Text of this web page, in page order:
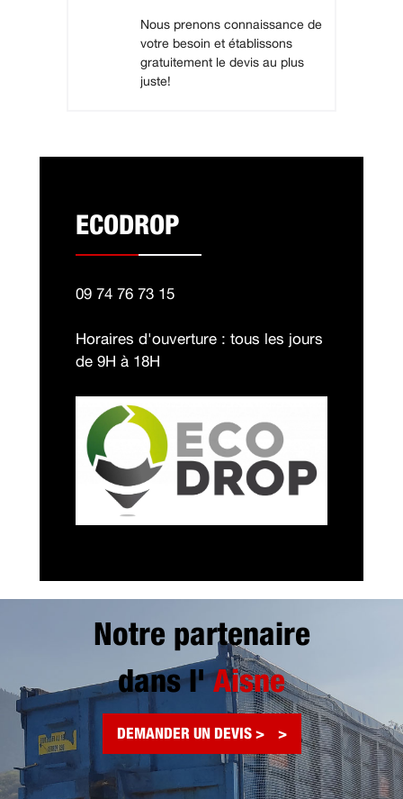
Nous prenons connaissance de
votre besoin et établissons
gratuitement le devis au plus
juste!
ECODROP
09 74 76 73 15
Horaires d'ouverture : tous les jours
de 9H à 18H
Notre partenaire
dans l'Aisne
DEMANDER UN DEVIS >